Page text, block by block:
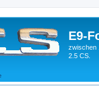
E9-
zwischen
2.5 CS.